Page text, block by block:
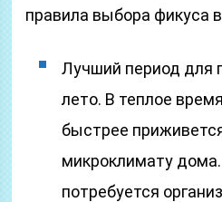
правила выбора фикуса
Лучший период для
лето. В теплое
быстрее
микроклимату
потребуется